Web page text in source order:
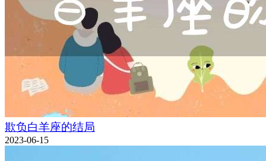
欺负白羊座的结局
2023-06-15